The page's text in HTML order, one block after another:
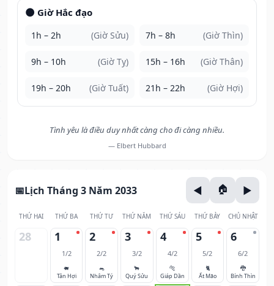
🌑 Giờ Hắc đạo
1h – 2h (Giờ Sửu) 7h – 8h (Giờ Thìn)
9h – 10h (Giờ Tỵ) 15h – 16h (Giờ Thân)
19h – 20h (Giờ Tuất) 21h – 22h (Giờ Hợi)
Tình yêu là điều duy nhất càng cho đi càng nhiều.
— Elbert Hubbard
Lịch Tháng 3 Năm 2033
THỨ HAI THỨ BA THỨ TƯ THỨ NĂM THỨ SÁU THỨ BẢY CHỦ NHẬT
28 1
1/2
🐖
Tân Hợi
2
2/2
🐀
Nhâm Tý
3
3/2
🐂
Quý Sửu
4
4/2
🐅
Giáp Dần
5
5/2
🐈
Ất Mão
6
6/2
🐉
Bính Thìn